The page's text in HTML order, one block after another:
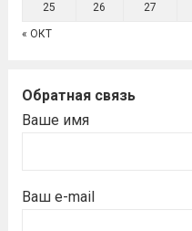
25 26 27
« ОКТ
Обратная связь
Ваше имя
Ваш e-mail